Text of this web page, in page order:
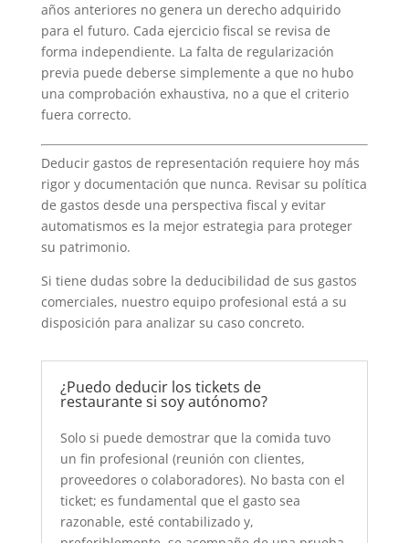
años anteriores no genera un derecho adquirido
para el futuro. Cada ejercicio fiscal se revisa de
forma independiente. La falta de regularización
previa puede deberse simplemente a que no hubo
una comprobación exhaustiva, no a que el criterio
fuera correcto.
Deducir gastos de representación requiere hoy más
rigor y documentación que nunca. Revisar su política
de gastos desde una perspectiva fiscal y evitar
automatismos es la mejor estrategia para proteger
su patrimonio.
Si tiene dudas sobre la deducibilidad de sus gastos
comerciales, nuestro equipo profesional está a su
disposición para analizar su caso concreto.
¿Puedo deducir los tickets de
restaurante si soy autónomo?
Solo si puede demostrar que la comida tuvo
un fin profesional (reunión con clientes,
proveedores o colaboradores). No basta con el
ticket; es fundamental que el gasto sea
razonable, esté contabilizado y,